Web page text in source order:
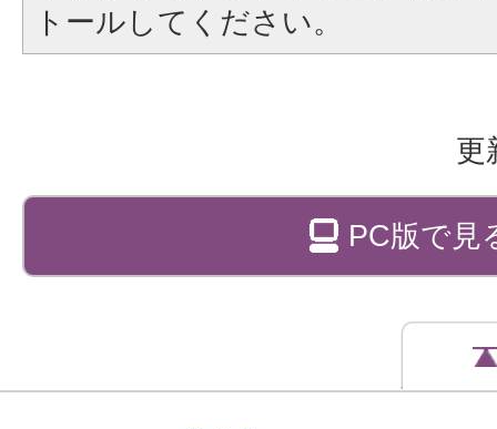
トールしてください。
更
PC版で見